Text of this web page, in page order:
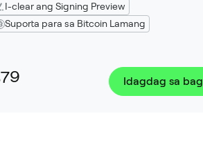
I-clear ang Signing Preview
Suporta para sa Bitcoin Lamang
Idagdag sa bag